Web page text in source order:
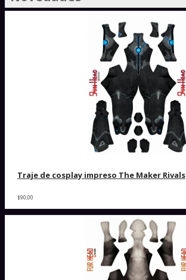
Traje de cosplay impreso The Maker Rivals
$90,00